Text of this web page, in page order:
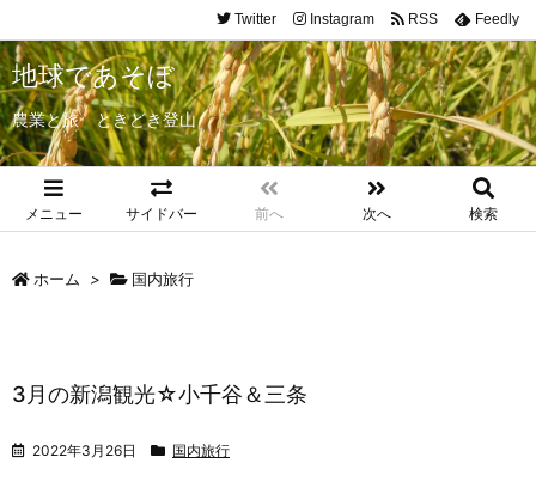
地球であそぼ
農業と旅 ときどき登山
メニュー サイドバー 前へ 次へ 検索
Twitter Instagram RSS Feedly
ホーム > 国内旅行
3月の新潟観光☆小千谷＆三条
2022年3月26日 国内旅行